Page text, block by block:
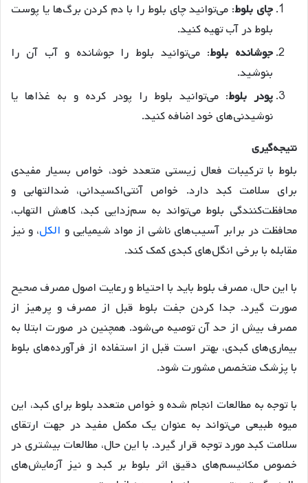
چای بلوط: می‌توانید چای بلوط را با دم کردن برگ‌ها یا پوست
بلوط در آب تهیه کنید.
جوشانده بلوط: می‌توانید بلوط را جوشانده و آب آن را
بنوشید.
پودر بلوط: می‌توانید بلوط را پودر کرده و به غذاها یا
نوشیدنی‌های خود اضافه کنید.
نتیجهگیری
بلوط با ترکیبات فعال زیستی متعدد خود، خواص بسیار مفیدی
برای سلامت کبد دارد. خواص آنتی‌اکسیدانی، ضدالتهابی و
محافظت‌کنندگی بلوط می‌تواند به سم‌زدایی کبد، کاهش التهاب،
محافظت در برابر آسیب‌های ناشی از مواد شیمیایی و الکل، و نیز
مقابله با برخی انگل‌های کبدی کمک کند.
با این حال، مصرف بلوط باید با احتیاط و رعایت اصول مصرف صحیح
صورت گیرد. جدا کردن جفت بلوط قبل از مصرف و پرهیز از
مصرف بیش از حد آن توصیه می‌شود. همچنین در صورت ابتلا به
بیماری‌های کبدی، بهتر است قبل از استفاده از فرآورده‌های بلوط
با پزشک متخصص مشورت شود.
با توجه به مطالعات انجام شده و خواص متعدد بلوط برای کبد، این
میوه طبیعی می‌تواند به عنوان یک مکمل مفید در جهت ارتقای
سلامت کبد مورد توجه قرار گیرد. با این حال، مطالعات بیشتری در
خصوص مکانیسم‌های دقیق اثر بلوط بر کبد و نیز آزمایش‌های